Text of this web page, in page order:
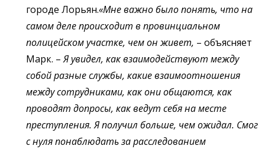
городе Лорьян.«Мне важно было понять, что на
самом деле происходит в провинциальном
полицейском участке, чем он живет, – объясняет
Марк. –Я увидел, как взаимодействуют между
собой разные службы, какие взаимоотношения
между сотрудниками, как они общаются, как
проводят допросы, как ведут себя на месте
преступления. Я получил больше, чем ожидал. Смог
с нуля понаблюдать за расследованием